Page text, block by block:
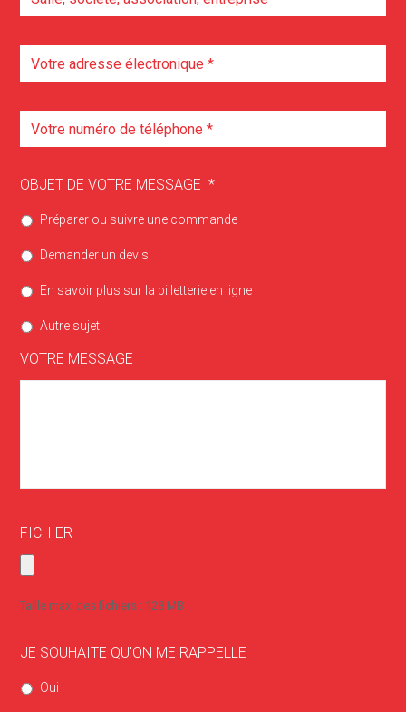
OBJET DE VOTRE MESSAGE *
Préparer ou suivre une commande
Demander un devis
En savoir plus sur la billetterie en ligne
Autre sujet
VOTRE MESSAGE
FICHIER
Taille max. des fichiers : 128 MB.
JE SOUHAITE QU'ON ME RAPPELLE
Oui